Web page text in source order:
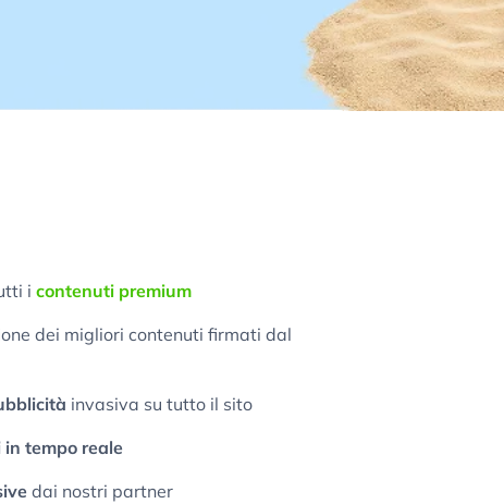
i contenuti premium
dei migliori contenuti firmati dal
invasiva su tutto il sito
in tempo reale
dai nostri partner